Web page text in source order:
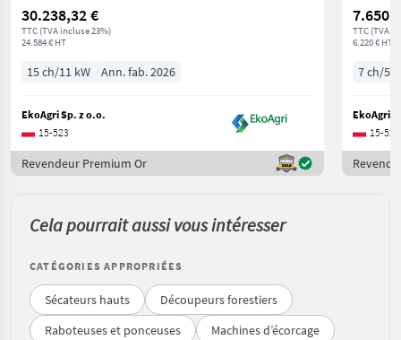
30.238,32 €
TTC (TVA incluse 23%)
24.584 € HT
15 ch/11 kW Ann. fab. 2026
EkoAgri Sp. z o.o.
15-523
Revendeur Premium Or
TTC (TVA
6.220 € HT
7 ch/5
EkoAgri
15-523
Cela pourrait aussi vous intéresser
CATÉGORIES APPROPRIÉES
Sécateurs hauts
Découpeurs forestiers
Raboteuses et ponceuses
Machines d’écorcage